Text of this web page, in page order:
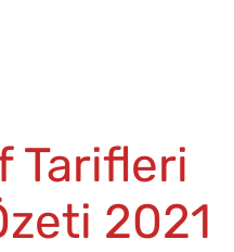
Tarifleri
2021